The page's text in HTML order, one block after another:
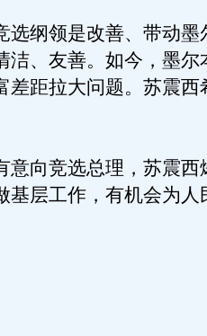
纲领是改善、带动墨
洁、友善。如今，墨尔
差距拉大问题。苏震西
向竞选总理，苏震西
基层工作，有机会为人